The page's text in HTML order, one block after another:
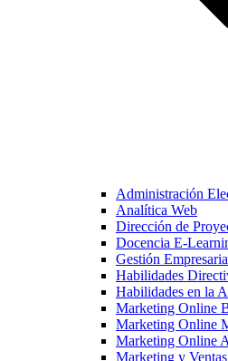
Administración
Analítica Web
Dirección de
Docencia E-
Gestión
Habilidades
Habilidades en la
Marketing Online
Marketing Online
Marketing Online
Marketing y